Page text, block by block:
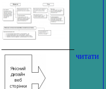
читати